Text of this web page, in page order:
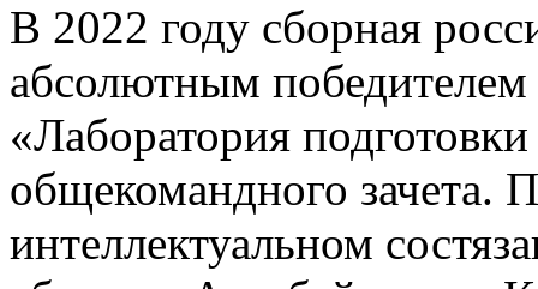
В 2022 году сборная
абсолютным
«Лаборатория
общекомандного зачета.
интеллектуальном